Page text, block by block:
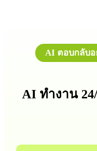
AI ตอบกลับอ
AI ทำงาน